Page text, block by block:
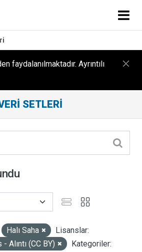
faydalanılmaktadır. Ayrıntılı
SETLERI
Halı Saha
Lisanslar:
Alıntı (CC BY)
Kategoriler: